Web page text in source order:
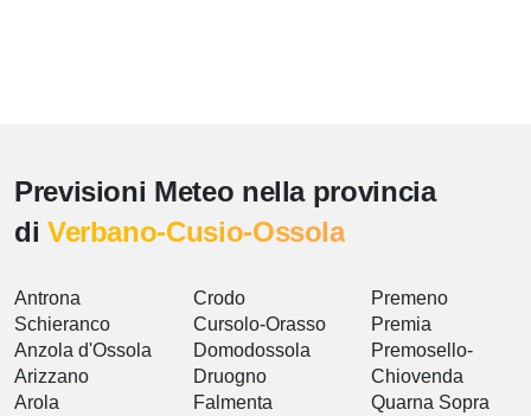
Previsioni Meteo nella provincia
di Verbano-Cusio-Ossola
Antrona
Schieranco
Anzola d'Ossola
Arizzano
Arola
Crodo
Cursolo-Orasso
Domodossola
Druogno
Falmenta
Premeno
Premia
Premosello-
Chiovenda
Quarna Sopra